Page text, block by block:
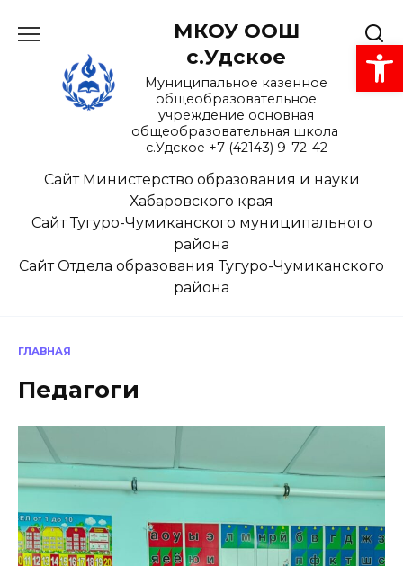
Открыть панель инструментов
содержанию
МКОУ ООШ
с.Удское
Муниципальное казенное
общеобразовательное
учреждение основная
общеобразовательная школа
с.Удское +7 (42143) 9-72-42
Сайт Министерство образования и науки
Хабаровского края
Сайт Тугуро-Чумиканского муниципального
района
Сайт Отдела образования Тугуро-Чумиканского
района
ГЛАВНАЯ
Педагоги